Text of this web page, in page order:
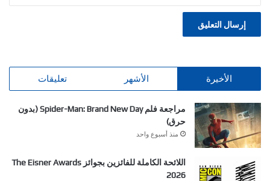
الأخيرة الأشهر تعليقات
مراجعة فلم Spider-Man: Brand New Day (بدون
حرق)
منذ أسبوع واحد
اللائحة الكاملة للفائزين بجوائز The Eisner Awards
2026